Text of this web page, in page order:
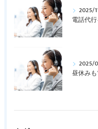
2025/
2025/